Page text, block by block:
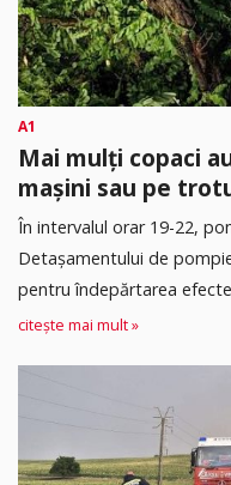
A1
Mai mulți copaci
mașini sau pe
În intervalul orar 19-22,
Detașamentului de
pentru îndepărtarea
citește mai mult »